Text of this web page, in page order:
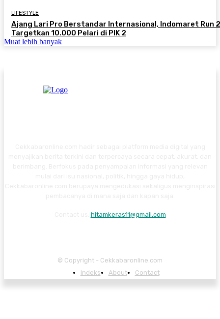
LIFESTYLE
Ajang Lari Pro Berstandar Internasional, Indomaret Run
Targetkan 10.000 Pelari di PIK 2
Muat lebih banyak
hitamkeras11@gmail.com
© Copyright - Cekkabaronline.com
Indeks
About Contact